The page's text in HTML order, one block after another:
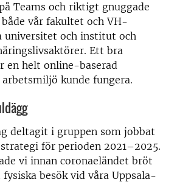
Teams och riktigt gnuggade
vår fakultet och VH-
universitet och institut och
Ett bra
en helt online-baserad
kunde fungera.
deltagit i gruppen som jobbat
för perioden 2021–2025.
vi innan coronaeländet bröt
besök vid våra Uppsala-